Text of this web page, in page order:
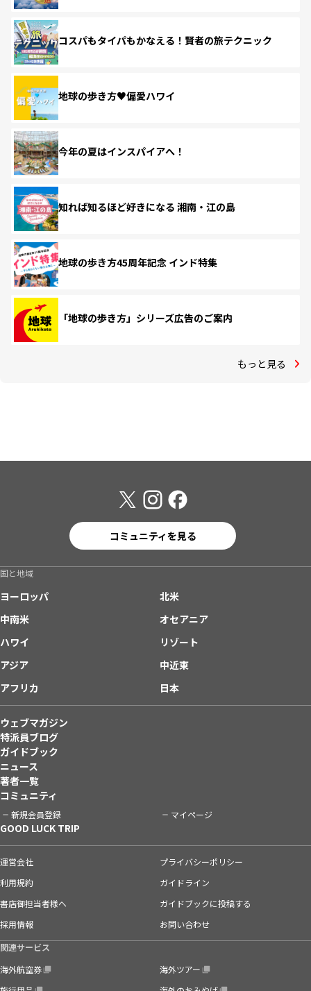
コスパもタイパもかなえる！賢者の旅テクニック
地球の歩き方♥偏愛ハワイ
今年の夏はインスパイアへ！
知れば知るほど好きになる 湘南・江の島
地球の歩き方45周年記念 インド特集
「地球の歩き方」シリーズ広告のご案内
もっと見る
コミュニティを見る
国と地域
ヨーロッパ
北米
中南米
オセアニア
ハワイ
リゾート
アジア
中近東
アフリカ
日本
ウェブマガジン
特派員ブログ
ガイドブック
ニュース
著者一覧
コミュニティ
新規会員登録 マイページ
GOOD LUCK TRIP
運営会社
プライバシーポリシー
利用規約
ガイドライン
書店御担当者様へ
ガイドブックに投稿する
採用情報
お問い合わせ
関連サービス
海外航空券
海外ツアー